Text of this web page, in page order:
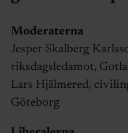
Moderaterna
Jesper Skalberg
riksdagsledamot,
Lars Hjälmered,
Göteborg